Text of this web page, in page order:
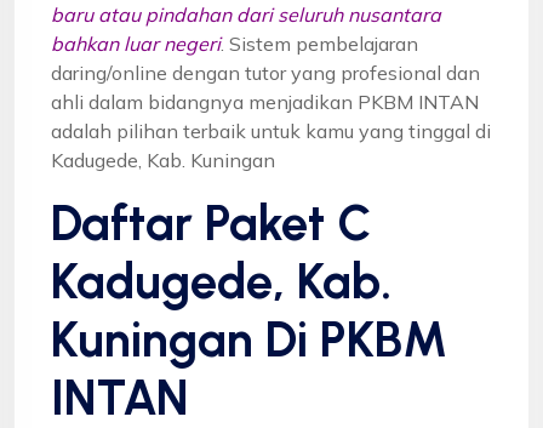
baru atau pindahan dari seluruh nusantara
bahkan luar negeri. Sistem pembelajaran
daring/online dengan tutor yang profesional dan
ahli dalam bidangnya menjadikan PKBM INTAN
adalah pilihan terbaik untuk kamu yang tinggal di
Kadugede, Kab. Kuningan
Daftar Paket C
Kadugede, Kab.
Kuningan Di PKBM
INTAN